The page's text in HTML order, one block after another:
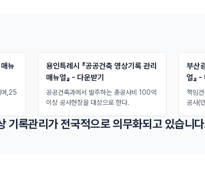
뉴
며,25
용인특례시 『공공건축 영상기록 관리
매뉴얼』 - 다운받기
공공건축과에서 발주하는 총공사비 100억
이상 공사현장을 대상으로 한다.
부산
얼』 -
책임
공사(
기록관리가 전국적으로 의무화되고 있습니